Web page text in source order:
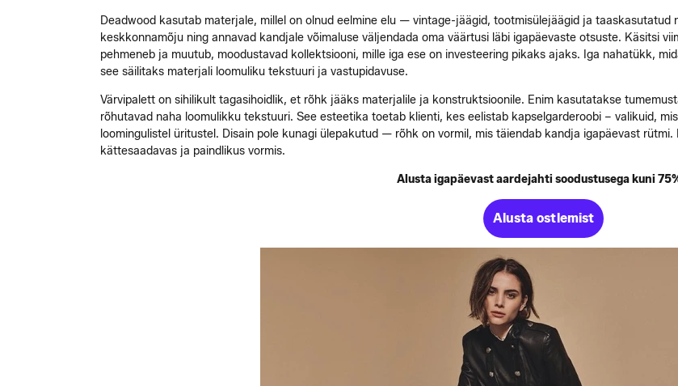
Deadwood kasutab materjale, millel on olnud eelmine elu — vintage-jäägid, tootmisülejäägid ja taaskasutatud
keskkonnamõju ning annavad kandjale võimaluse väljendada oma väärtusi läbi igapäevaste otsuste. Käsitsi
pehmeneb ja muutub, moodustavad kollektsiooni, mille iga ese on investeering pikaks ajaks. Iga nahatükk,
see säilitaks materjali loomuliku tekstuuri ja vastupidavuse.
Värvipalett on sihilikult tagasihoidlik, et rõhk jääks materjalile ja konstruktsioonile. Enim kasutatakse
rõhutavad naha loomulikku tekstuuri. See esteetika toetab klienti, kes eelistab kapselgarderoobi – valikuid,
loomingulistel üritustel. Disain pole kunagi ülepakutud — rõhk on vormil, mis täiendab kandja igapäevast
kättesaadavas ja paindlikus vormis.
Alusta igapäevast aardejahti soodustusega kuni
Alusta ostlemist